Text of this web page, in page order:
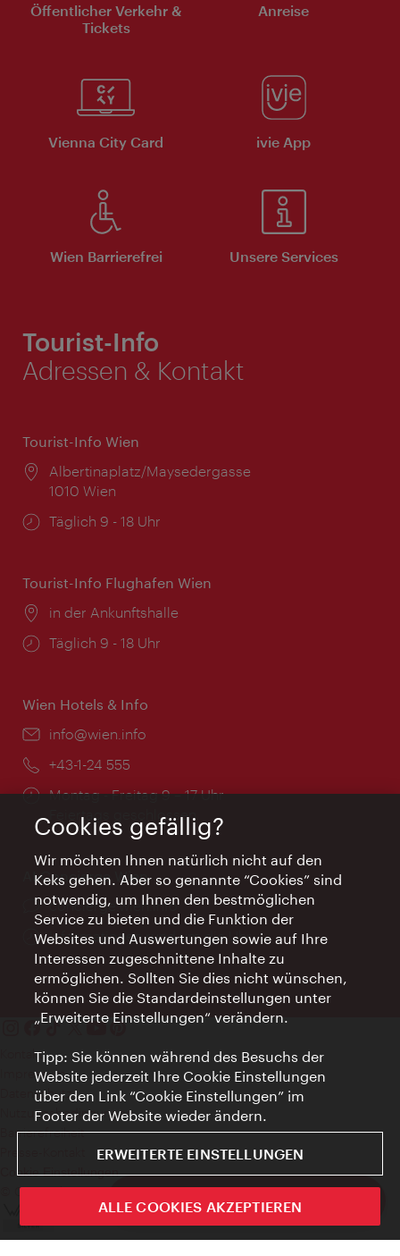
ivie - Die offizielle City Guide App
Öffentlicher Verkehr &
Tickets
Anreise
Vienna City Card ivie App
Wien Barrierefrei Unsere Services
Tourist-Info
Adressen & Kontakt
Tourist-Info Wien
Ort:
Albertinaplatz/Maysedergasse
1010 Wien
Öffnungszeiten:
Täglich 9 - 18 Uhr
Tourist-Info Flughafen Wien
Ort:
in der Ankunftshalle
Öffnungszeiten:
Täglich 9 - 18 Uhr
Wien Hotels & Info
Email:
info@wien.info
Telefon:
+43-1-24 555
Öffnungszeiten:
Montag - Freitag 9 – 17 Uhr
Feiertags geschlossen
AI Concierge Wien
Ort:
concierge.wien.info
Öffnungszeiten:
Informationen rund um die Uhr
Kontakt
Impressum
Datenschutz
Nutzungsbedingungen
Barrierefreiheit
Cookie Einstellungen
© Copyright WienTourismus
Cookies gefällig?
Wir möchten Ihnen natürlich nicht auf den
Keks gehen. Aber so genannte “Cookies” sind
notwendig, um Ihnen den bestmöglichen
Service zu bieten und die Funktion der
Websites und Auswertungen sowie auf Ihre
Interessen zugeschnittene Inhalte zu
ermöglichen. Sollten Sie dies nicht wünschen,
können Sie die Standardeinstellungen unter
„Erweiterte Einstellungen“ verändern.
Tipp: Sie können während des Besuchs der
Website jederzeit Ihre Cookie Einstellungen
über den Link “Cookie Einstellungen” im
Footer der Website wieder ändern.
ERWEITERTE EINSTELLUNGEN
ALLE COOKIES AKZEPTIEREN